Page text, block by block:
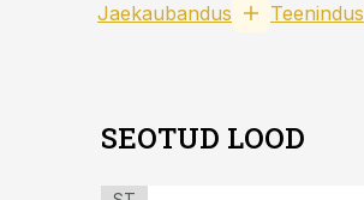
Jaekaubandus Teenindus
SEOTUD LOOD